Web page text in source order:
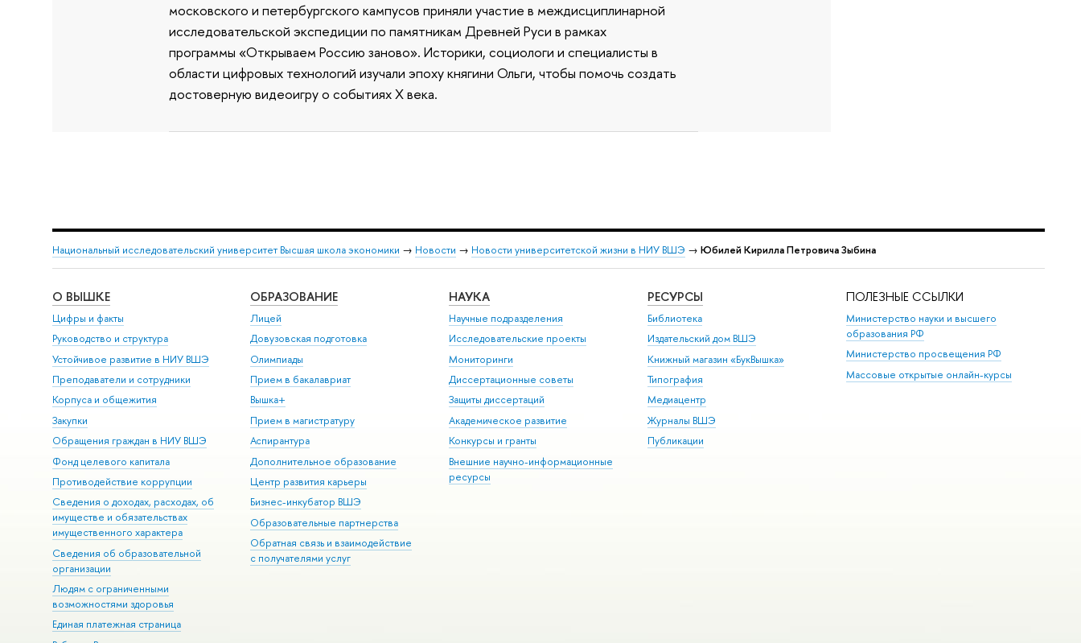
московского и петербургского кампусов приняли участие в междисциплинарной
исследовательской экспедиции по памятникам Древней Руси в рамках
программы «Открываем Россию заново». Историки, социологи и специалисты в
области цифровых технологий изучали эпоху княгини Ольги, чтобы помочь создать
достоверную видеоигру о событиях X века.
Национальный исследовательский университет Высшая школа экономики → Новости → Новости университетской жизни в НИУ ВШЭ → Юбилей Кирилла Петровича Зыбина
О ВЫШКЕ
Цифры и факты
Руководство и структура
Устойчивое развитие в НИУ ВШЭ
Преподаватели и сотрудники
Корпуса и общежития
Закупки
Обращения граждан в НИУ ВШЭ
Фонд целевого капитала
Противодействие коррупции
Сведения о доходах, расходах, об
имуществе и обязательствах
имущественного характера
Сведения об образовательной
организации
Людям с ограниченными
возможностями здоровья
Единая платежная страница
ОБРАЗОВАНИЕ
Лицей
Довузовская подготовка
Олимпиады
Прием в бакалавриат
Вышка+
Прием в магистратуру
Аспирантура
Дополнительное образование
Центр развития карьеры
Бизнес-инкубатор ВШЭ
Образовательные партнерства
Обратная связь и взаимодействие
с получателями услуг
НАУКА
Научные подразделения
Исследовательские проекты
Мониторинги
Диссертационные советы
Защиты диссертаций
Академическое развитие
Конкурсы и гранты
Внешние научно-информационные
ресурсы
РЕСУРСЫ
Библиотека
Издательский дом ВШЭ
Книжный магазин «БукВышка»
Типография
Медиацентр
Журналы ВШЭ
Публикации
ПОЛЕЗНЫЕ ССЫЛКИ
Министерство науки и высшего
образования РФ
Министерство просвещения РФ
Массовые открытые онлайн-курсы